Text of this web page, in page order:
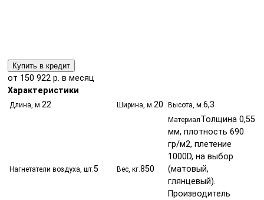
Купить в кредит
от 150 922 р. в месяц
Характеристики
Длина, м. 22 Ширина, м. 20 Высота, м. 6,3
Нагнетатели воздуха, шт. 5 Вес, кг. 850
МатериалТолщина 0,55
мм, плотность 690
гр/м2, плетение
1000D, на выбор
(матовый,
глянцевый).
Производитель